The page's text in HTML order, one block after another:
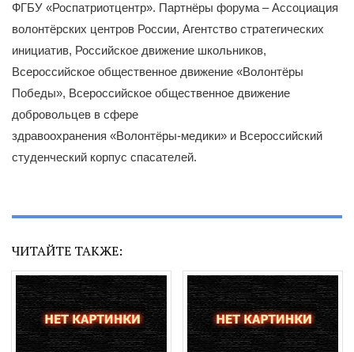
ФГБУ «Роспатриотцентр». Партнёры форума – Ассоциация
волонтёрских центров России, Агентство стратегических
инициатив, Российское движение школьников,
Всероссийское общественное движение «Волонтёры
Победы», Всероссийское общественное движение
добровольцев в сфере
здравоохранения «Волонтёры-медики» и Всероссийский
студенческий корпус спасателей.
ЧИТАЙТЕ ТАКЖЕ: